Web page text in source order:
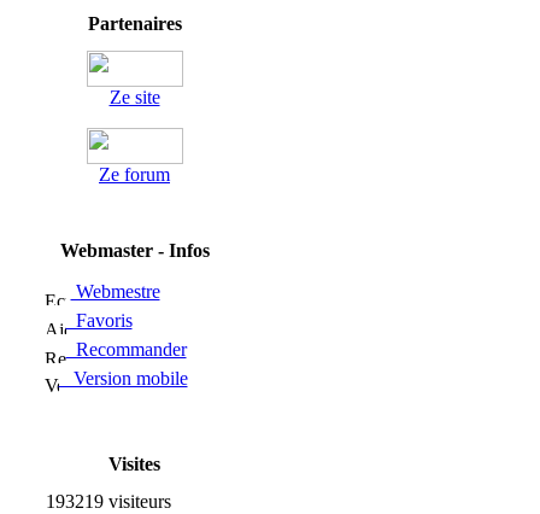
Partenaires
Ze site
Ze forum
Webmaster - Infos
Webmestre
Favoris
Recommander
Version mobile
Visites
193219 visiteurs